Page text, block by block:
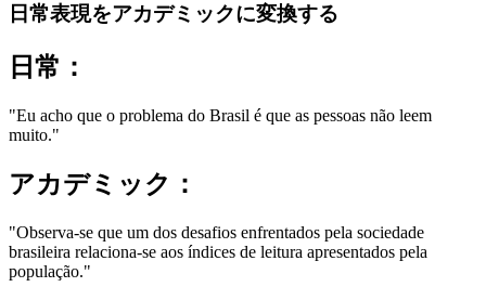
日常表現をアカデミックに変換する
日常：
"Eu acho que o problema do Brasil é que as pessoas não leem
muito."
アカデミック：
"Observa-se que um dos desafios enfrentados pela sociedade
brasileira relaciona-se aos índices de leitura apresentados pela
população."